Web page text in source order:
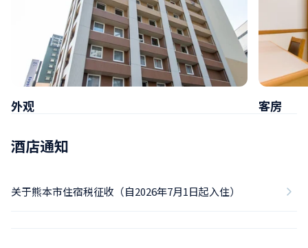
外观 客房
酒店通知
关于熊本市住宿税征收（自2026年7月1日起入住）